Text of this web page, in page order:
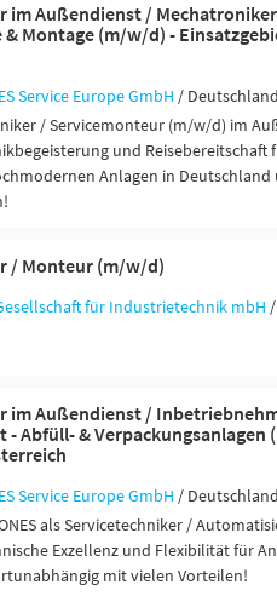
im Außendienst /
Montage (m/w/d) -
Service Europe GmbH /
/ Servicemonteur (m/w/d) im
und
Anlagen in Deutschland
/ Monteur (m/w/d)
für Industrietechnik mbH
im Außendienst /
Abfüll- & Verpackungsanlagen
Service Europe GmbH /
als Servicetechniker /
Exzellenz und Flexibilität für
mit vielen Vorteilen!